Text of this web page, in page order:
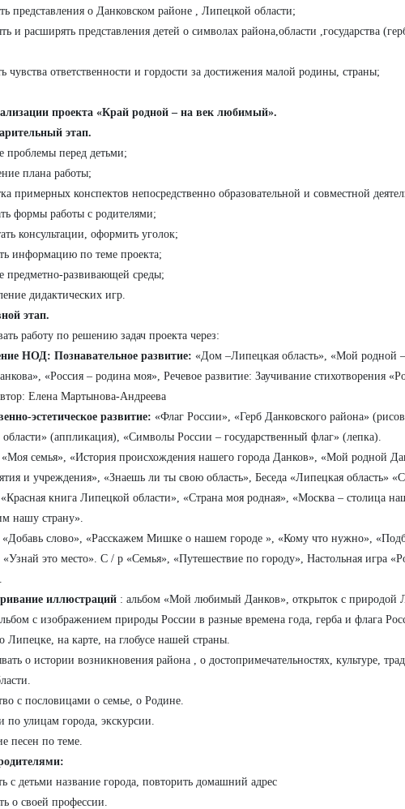
представления о Данковском районе , Липецкой области;
и расширять представления детей о символах района,области ,государства
чувства ответственности и гордости за достижения малой родины, страны;
проекта «Край родной – на век любимый».
этап.
проблемы перед детьми;
плана работы;
примерных конспектов непосредственно образовательной и совместной
формы работы с родителями;
консультации, оформить уголок;
информацию по теме проекта;
предметно-развивающей среды;
дидактических игр.
этап.
работу по решению задач проекта через:
НОД: Познавательное развитие: «Дом –Липецкая область», «Мой родной
«Россия – родина моя», Речевое развитие: Заучивание стихотворения «
Елена Мартынова-Андреева
эстетическое развитие: «Флаг России», «Герб Данковского района»
(аппликация), «Символы России – государственный флаг» (лепка).
«Моя семья», «История происхождения нашего города Данков», «Мой родной
и учреждения», «Знаешь ли ты свою область», Беседа «Липецкая область»
книга Липецкой области», «Страна моя родная», «Москва – столица
нашу страну».
«Добавь слово», «Расскажем Мишке о нашем городе », «Кому что нужно»,
это место». С / р «Семья», «Путешествие по городу», Настольная игра
иллюстраций : альбом «Мой любимый Данков», открыток с природой
с изображением природы России в разные времена года, герба и флага
Липецке, на карте, на глобусе нашей страны.
о истории возникновения района , о достопримечательностях, культуре,
с пословицами о семье, о Родине.
по улицам города, экскурсии.
песен по теме.
с детьми название города, повторить домашний адрес
о своей профессии.